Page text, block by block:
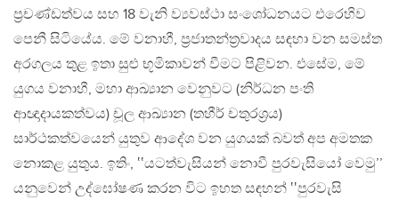
ප්‍රචණ්ඩත්වය සහ 18 වැනි ව්‍යවස්ථා සංශෝධනයට එරෙහිව
පෙනී සිටියේය. මේ වනාහී, ප්‍රජාතන්ත්‍රවාදය සඳහා වන සමස්ත
අරගලය තුළ ඉතා සුළු භූමිකාවන් වීමට පිළිවන. එසේම, මේ
යුගය වනාහී, මහා ආඛ්‍යාන වෙනුවට (නිර්ධන පංති
ආඥාදායකත්වය) චූල ආඛ්‍යාන (තහීර් චතුරශ්‍රය)
සාර්ථකත්වයෙන් යුතුව ආදේශ වන යුගයක් බවත් අප අමතක
නොකළ යුතුය. ඉතිං, ‛‛යටත්වැසියන් නොවී පුරවැසියෝ වෙමු’’
යනුවෙන් උද්ඝෝෂණ කරන විට ඉහත සඳහන් ‛‛පුරවැසි